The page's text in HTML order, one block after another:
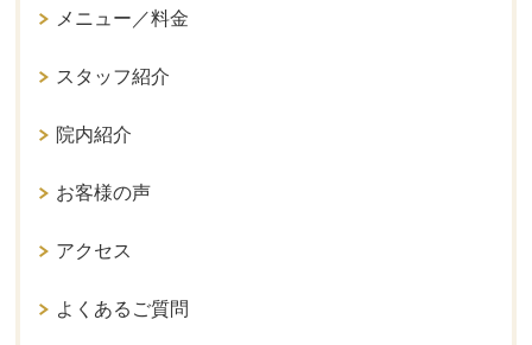
メニュー／料金
スタッフ紹介
院内紹介
お客様の声
アクセス
よくあるご質問